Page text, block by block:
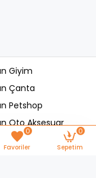
Giyim
Çanta
Petshop
Oto Aksesuar
Saklıdır.
Favoriler
0
Sepetim
0